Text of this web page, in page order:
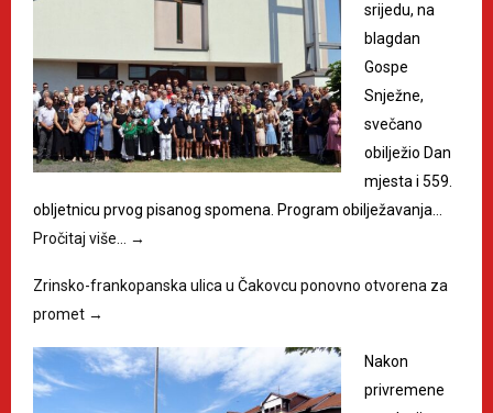
srijedu, na
blagdan
Gospe
Snježne,
svečano
obilježio Dan
mjesta i 559.
obljetnicu prvog pisanog spomena. Program obilježavanja…
Pročitaj više… →
Zrinsko-frankopanska ulica u Čakovcu ponovno otvorena za
promet →
Nakon
privremene